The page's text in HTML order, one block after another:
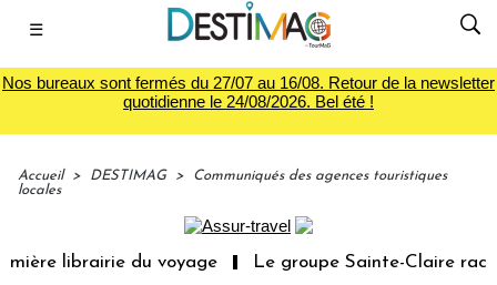
☰
Nos bureaux sont fermés du 27/07 au 16/08. Retour de la newsletter
quotidienne le 24/08/2026. Bel été !
Accueil > DESTIMAG >
Communiqués des agences touristiques
locales
librairie du voyage Le groupe Sainte-Claire